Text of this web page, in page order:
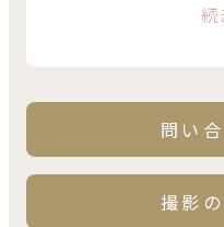
詳細はお気軽にお続
問い
撮影